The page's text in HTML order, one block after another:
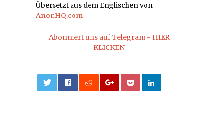
Übersetzt aus dem Englischen von
AnonHQ.com
Abonniert uns auf Telegram - HIER
KLICKEN